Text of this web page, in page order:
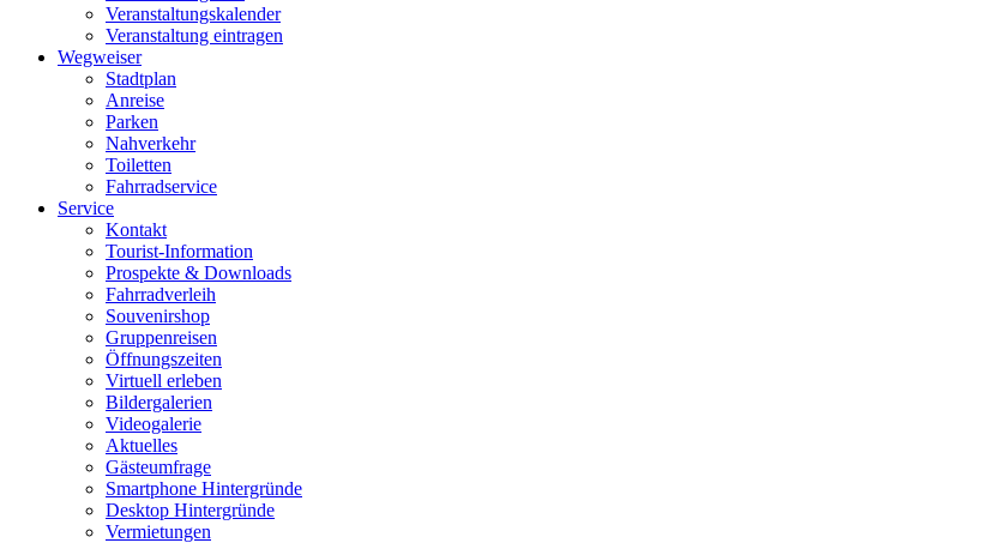
Veranstaltungskalender
Veranstaltung eintragen
Wegweiser
Stadtplan
Anreise
Parken
Nahverkehr
Toiletten
Fahrradservice
Service
Kontakt
Tourist-Information
Prospekte & Downloads
Fahrradverleih
Souvenirshop
Gruppenreisen
Öffnungszeiten
Virtuell erleben
Bildergalerien
Videogalerie
Aktuelles
Gästeumfrage
Smartphone Hintergründe
Desktop Hintergründe
Vermietungen